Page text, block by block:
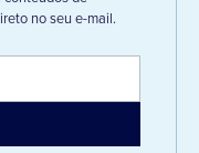
no seu e-mail.